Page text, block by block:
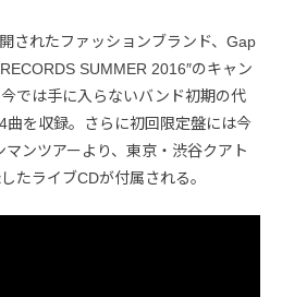
されたファッションブランド、Gap
SUMMER 2016″のキャン
では手に入らないバンド初期の代
曲を収録。さらに初回限定盤には今
ンツアーより、東京・渋谷クアト
たライブCDが付属される。